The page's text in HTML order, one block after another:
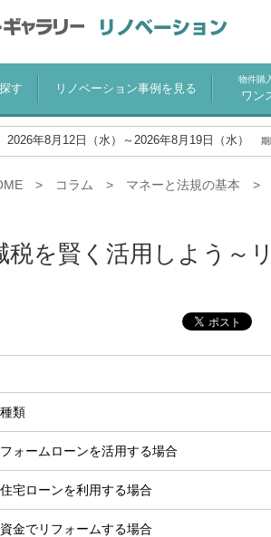
す リノベーション事例を見る
物件購
ワン
年8月12日（水）～2026年8月19日（水）
コラム マネーと法規の基本
税を賢く活用しよう～
類
ォームローンを活用する場合
宅ローンを利用する場合
金でリフォームする場合